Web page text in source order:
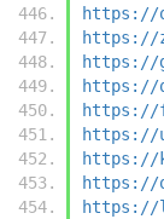
https://
https://
https://
https://
https://
https://
https://
https://
https://